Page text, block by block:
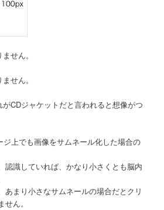
せん。
せん。
CDジャケットだと言われると想像がつ
ジ上でも画像をサムネール化した場合の
認識していれば、かなり小さくとも脳内
あまり小さなサムネールの場合だとクリ
ん。